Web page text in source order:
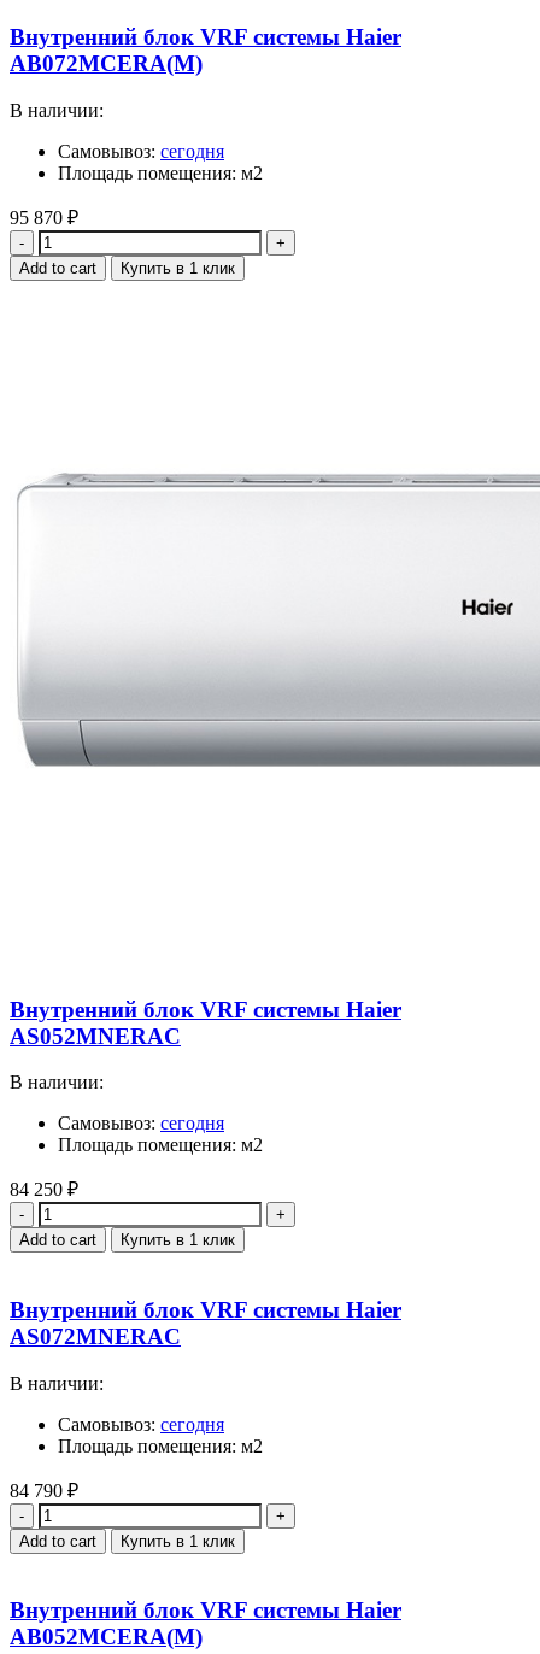
Внутренний блок VRF системы Haier
AB072MCERA(M)
В наличии:
Самовывоз: сегодня
Площадь помещения: м2
95 870 ₽
Quantity
Add to cart Купить в 1 клик
Внутренний блок VRF системы Haier
AS052MNERAC
В наличии:
Самовывоз: сегодня
Площадь помещения: м2
84 250 ₽
Quantity
Add to cart Купить в 1 клик
Внутренний блок VRF системы Haier
AS072MNERAC
В наличии:
Самовывоз: сегодня
Площадь помещения: м2
84 790 ₽
Quantity
Add to cart Купить в 1 клик
Внутренний блок VRF системы Haier
AB052MCERA(M)